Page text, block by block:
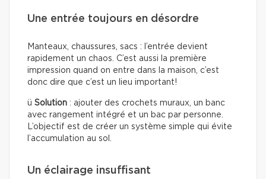
Une entrée toujours en désordre
Manteaux, chaussures, sacs : l’entrée devient
rapidement un chaos. C’est aussi la première
impression quand on entre dans la maison, c’est
donc dire que c’est un lieu important!
ü Solution : ajouter des crochets muraux, un banc
avec rangement intégré et un bac par personne.
L’objectif est de créer un système simple qui évite
l’accumulation au sol.
Un éclairage insuffisant